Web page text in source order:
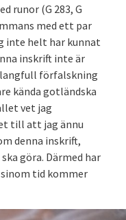
runor (G 283, G
med ett par
inte helt har kunnat
inskrift inte är
förfalskning
kända gotländska
vet jag
till att jag ännu
denna inskrift,
göra. Därmed har
tid kommer